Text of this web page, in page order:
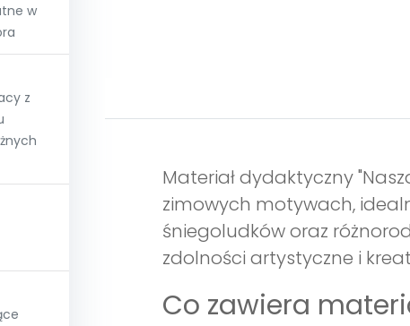
w
z
Materiał dydaktyczny
zimowych motywach,
śniegoludków oraz
zdolności artystyczne i
Co zawiera